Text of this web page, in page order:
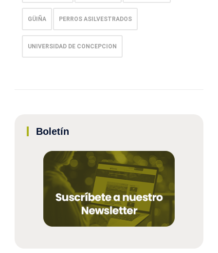
GÜIÑA PERROS ASILVESTRADOS
UNIVERSIDAD DE CONCEPCION
Boletín